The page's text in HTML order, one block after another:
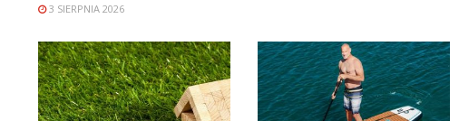
3 SIERPNIA 2026